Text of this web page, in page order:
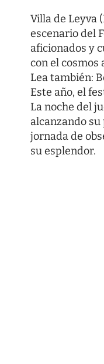
Villa de Leyva
escenario del
aficionados y
con el cosmos
Lea también:
Este año, el
La noche del
alcanzando su
jornada de
su esplendor.